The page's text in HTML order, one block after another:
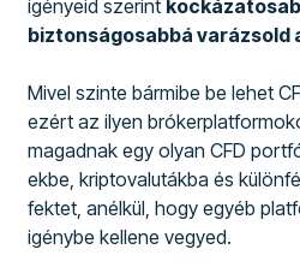
igényeid szerint
biztonságosabbá varázsold
Mivel szinte bármibe be lehet
ezért az ilyen
magadnak egy olyan CFD
ekbe, kriptovalutákba és
fektet, anélkül, hogy egyéb
igénybe kellene vegyed.